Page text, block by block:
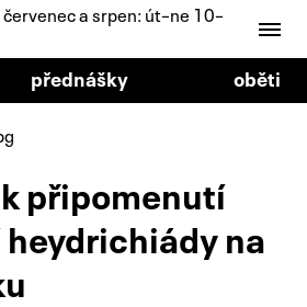
a srpen: út–ne 10–
přednášky oběti
připomenutí
na